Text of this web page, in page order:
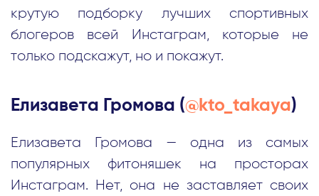
крутую подборку лучших спортивных
блогеров всей Инстаграм, которые не
только подскажут, но и покажут.
Елизавета Громова (@kto_takaya)
Елизавета Громова — одна из самых
популярных фитоняшек на просторах
Инстаграм. Нет, она не заставляет своих